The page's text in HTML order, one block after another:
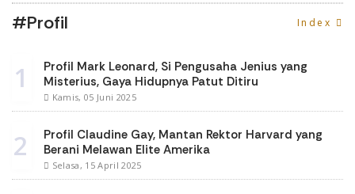
#Profil Index
1
Profil Mark Leonard, Si Pengusaha Jenius yang
Misterius, Gaya Hidupnya Patut Ditiru
Kamis, 05 Juni 2025
2
Profil Claudine Gay, Mantan Rektor Harvard yang
Berani Melawan Elite Amerika
Selasa, 15 April 2025